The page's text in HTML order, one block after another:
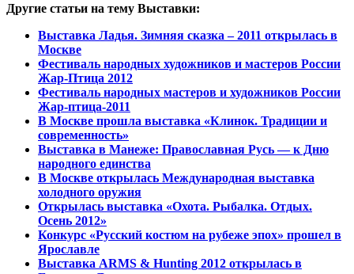
Другие статьи на тему Выставки:
Выставка Ладья. Зимняя сказка – 2011 открылась в
Москве
Фестиваль народных художников и мастеров России
Жар-Птица 2012
Фестиваль народных мастеров и художников России
Жар-птица-2011
В Москве прошла выставка «Клинок. Традиции и
современность»
Выставка в Манеже: Православная Русь — к Дню
народного единства
В Москве открылась Международная выставка
холодного оружия
Открылась выставка «Охота. Рыбалка. Отдых.
Осень 2012»
Конкурс «Русский костюм на рубеже эпох» прошел в
Ярославле
Выставка ARMS & Hunting 2012 открылась в